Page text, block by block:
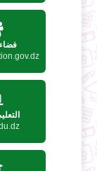
فضاء